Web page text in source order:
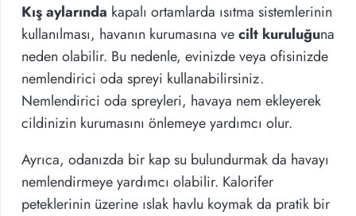
Kış aylarında kapalı ortamlarda ısıtma sistemlerinin
kullanılması, havanın kurumasına vecilt kuruluğuna
neden olabilir. Bu nedenle, evinizde veya ofisinizde
nemlendirici oda spreyi kullanabilirsiniz.
Nemlendirici oda spreyleri, havaya nem ekleyerek
cildinizin kurumasını önlemeye yardımcı olur.
Ayrıca, odanızda bir kap su bulundurmak da havayı
nemlendirmeye yardımcı olabilir. Kalorifer
peteklerinin üzerine ıslak havlu koymak da pratik bir